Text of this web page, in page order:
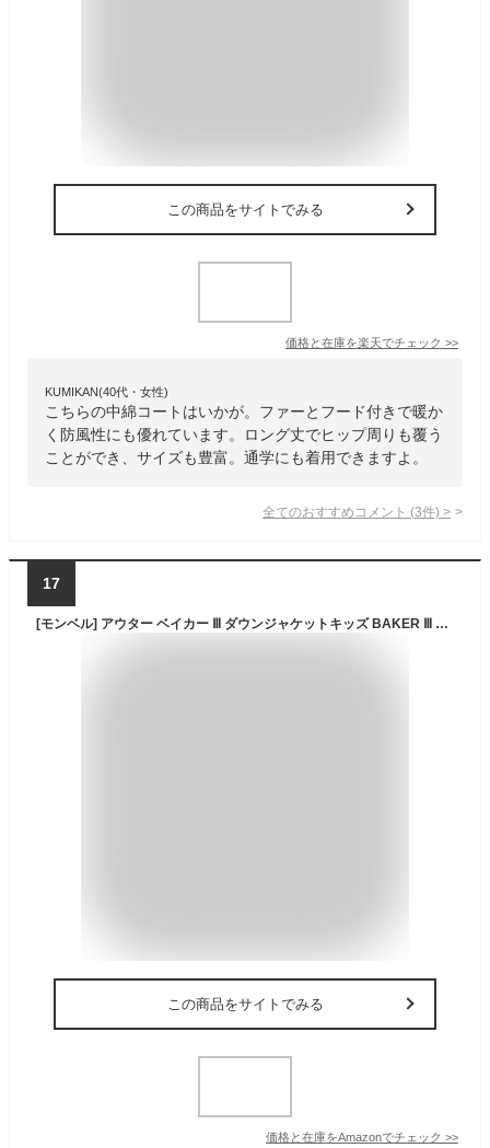
この商品をサイトでみる
価格と在庫を楽天でチェック >>
KUMIKAN(40代・女性)
こちらの中綿コートはいかが。ファーとフード付きで暖か
く防風性にも優れています。ロング丈でヒップ周りも覆う
ことができ、サイズも豊富。通学にも着用できますよ。
全てのおすすめコメント (3件) >
17
[モンベル] アウター ベイカー Ⅲ ダウンジャケットキッズ BAKER Ⅲ DOWN JACKET KIDS OUTER (140(身長~140cm), SKY BLUE) [並行輸入品]
この商品をサイトでみる
価格と在庫をAmazonでチェック >>